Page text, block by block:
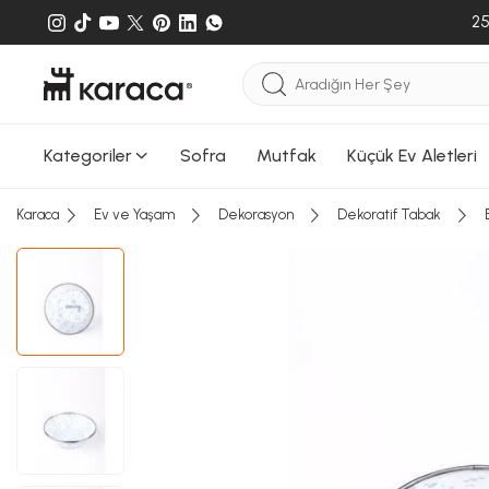
Kategoriler Sofra Mutfak Küçük Ev Aletleri
Karaca Ev ve Yaşam Dekorasyon Dekoratif Tabak